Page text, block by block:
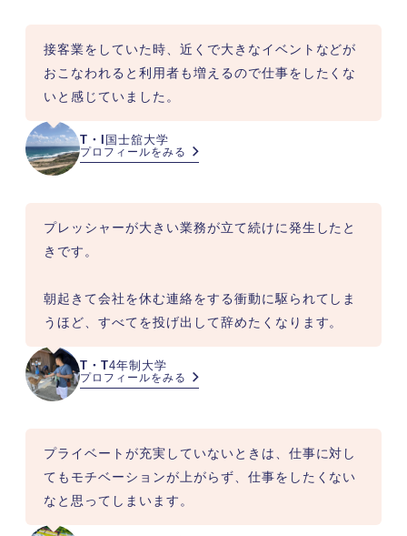
T・I 国士舘大学
プロフィールをみる
接客業をしていた時、近くで大きなイベントなどが
おこなわれると利用者も増えるので仕事をしたくな
いと感じていました。
T・T4年制大学
プロフィールをみる
プレッシャーが大きい業務が立て続けに発生したと
きです。
朝起きて会社を休む連絡をする衝動に駆られてしま
うほど、すべてを投げ出して辞めたくなります。
プライベートが充実していないときは、仕事に対し
てもモチベーションが上がらず、仕事をしたくない
なと思ってしまいます。